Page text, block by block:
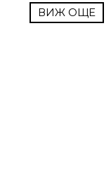
ВИЖ ОЩЕ